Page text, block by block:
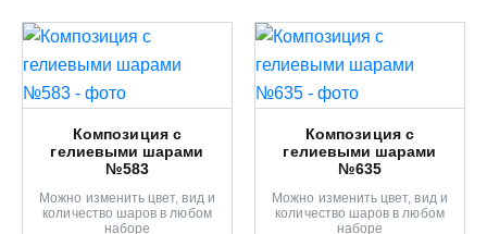
Композиция с
гелиевыми шарами
№583
Можно изменить цвет, вид и
количество шаров в любом
наборе
Композиция с
гелиевыми шарами
№635
Можно изменить цвет, вид и
количество шаров в любом
наборе